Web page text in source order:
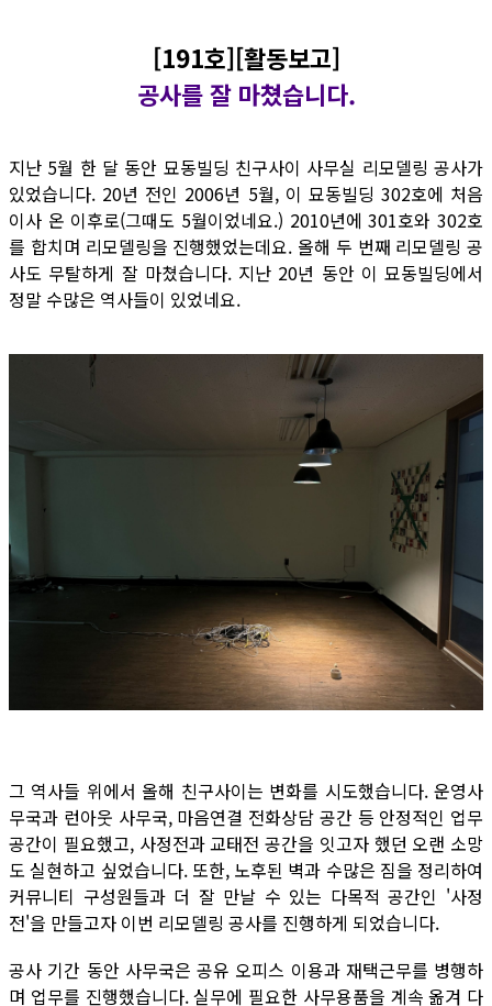
[191호][활동보고]
공사를 잘 마쳤습니다.
지난 5월 한 달 동안 묘동빌딩 친구사이 사무실 리모델링 공사가
있었습니다. 20년 전인 2006년 5월, 이 묘동빌딩 302호에 처음
이사 온 이후로(그때도 5월이었네요.) 2010년에 301호와 302호
를 합치며 리모델링을 진행했었는데요. 올해 두 번째 리모델링 공
사도 무탈하게 잘 마쳤습니다. 지난 20년 동안 이 묘동빌딩에서
정말 수많은 역사들이 있었네요.
그 역사들 위에서 올해 친구사이는 변화를 시도했습니다. 운영사
무국과 런아웃 사무국, 마음연결 전화상담 공간 등 안정적인 업무
공간이 필요했고, 사정전과 교태전 공간을 잇고자 했던 오랜 소망
도 실현하고 싶었습니다. 또한, 노후된 벽과 수많은 짐을 정리하여
커뮤니티 구성원들과 더 잘 만날 수 있는 다목적 공간인 '사정
전'을 만들고자 이번 리모델링 공사를 진행하게 되었습니다.
공사 기간 동안 사무국은 공유 오피스 이용과 재택근무를 병행하
며 업무를 진행했습니다. 실무에 필요한 사무용품을 계속 옮겨 다